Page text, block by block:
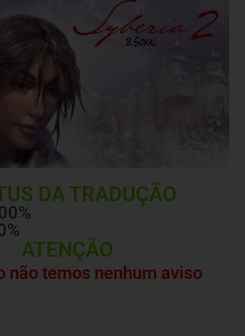
DA TRADUÇÃO
ATENÇÃO
não temos nenhum aviso